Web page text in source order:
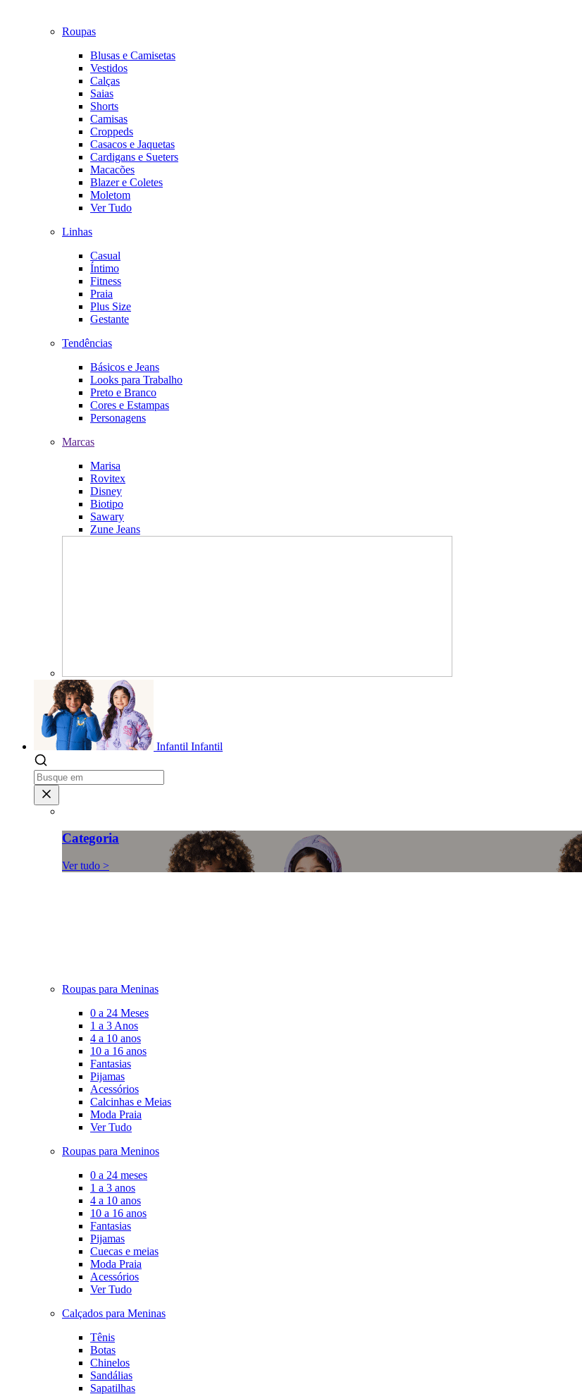
Roupas
Blusas e Camisetas
Vestidos
Calças
Saias
Shorts
Camisas
Croppeds
Casacos e Jaquetas
Cardigans e Sueters
Macacões
Blazer e Coletes
Moletom
Ver Tudo
Linhas
Casual
Íntimo
Fitness
Praia
Plus Size
Gestante
Tendências
Básicos e Jeans
Looks para Trabalho
Preto e Branco
Cores e Estampas
Personagens
Marcas
Marisa
Rovitex
Disney
Biotipo
Sawary
Zune Jeans
Infantil Infantil
Categoria
Ver tudo >
Roupas para Meninas
0 a 24 Meses
1 a 3 Anos
4 a 10 anos
10 a 16 anos
Fantasias
Pijamas
Acessórios
Calcinhas e Meias
Moda Praia
Ver Tudo
Roupas para Meninos
0 a 24 meses
1 a 3 anos
4 a 10 anos
10 a 16 anos
Fantasias
Pijamas
Cuecas e meias
Moda Praia
Acessórios
Ver Tudo
Calçados para Meninas
Tênis
Botas
Chinelos
Sandálias
Sapatilhas